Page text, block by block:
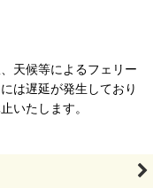
天候等によるフェリー
は遅延が発生しており
いたします。